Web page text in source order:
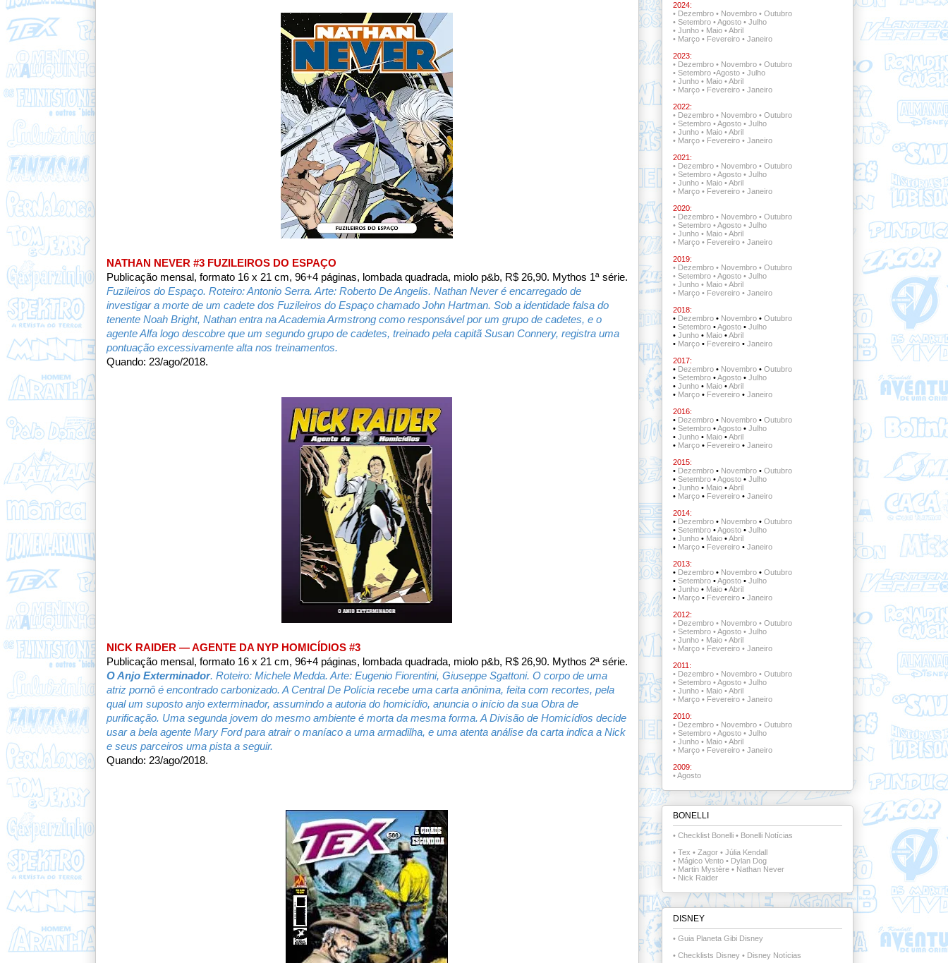
NATHAN NEVER #3 FUZILEIROS DO ESPAÇO
Publicação mensal, formato 16 x 21 cm, 96+4 páginas, lombada quadrada, miolo p&b, R$ 26,90. Mythos 1ª série.
Fuzileiros do Espaço. Roteiro: Antonio Serra. Arte: Roberto De Angelis. Nathan Never é encarregado de
investigar a morte de um cadete dos Fuzileiros do Espaço chamado John Hartman. Sob a identidade falsa do
tenente Noah Bright, Nathan entra na Academia Armstrong como responsável por um grupo de cadetes, e o
agente Alfa logo descobre que um segundo grupo de cadetes, treinado pela capitã Susan Connery, registra uma
pontuação excessivamente alta nos treinamentos.
Quando: 23/ago/2018.
NICK RAIDER — AGENTE DA NYP HOMICÍDIOS #3
Publicação mensal, formato 16 x 21 cm, 96+4 páginas, lombada quadrada, miolo p&b, R$ 26,90. Mythos 2ª série.
O Anjo Exterminador. Roteiro: Michele Medda. Arte: Eugenio Fiorentini, Giuseppe Sgattoni. O corpo de uma
atriz pornô é encontrado carbonizado. A Central De Polícia recebe uma carta anônima, feita com recortes, pela
qual um suposto anjo exterminador, assumindo a autoria do homicídio, anuncia o início da sua Obra de
purificação. Uma segunda jovem do mesmo ambiente é morta da mesma forma. A Divisão de Homicídios decide
usar a bela agente Mary Ford para atrair o maníaco a uma armadilha, e uma atenta análise da carta indica a Nick
e seus parceiros uma pista a seguir.
Quando: 23/ago/2018.
2024:
• Dezembro• Novembro• Outubro
• Setembro•Agosto• Julho
• Junho• Maio•Abril
• Março• Fevereiro• Janeiro
2023:
• Dezembro• Novembro• Outubro
• Setembro•Agosto• Julho
• Junho• Maio•Abril
• Março• Fevereiro• Janeiro
2022:
• Dezembro • Novembro• Outubro
• Setembro •Agosto• Julho
• Junho• Maio•Abril
• Março• Fevereiro• Janeiro
2021:
• Dezembro • Novembro • Outubro
• Setembro•Agosto• Julho
• Junho• Maio•Abril
• Março• Fevereiro• Janeiro
2020:
• Dezembro• Novembro• Outubro
• Setembro•Agosto• Julho
• Junho• Maio•Abril
• Março• Fevereiro• Janeiro
2019:
• Dezembro• Novembro• Outubro
• Setembro•Agosto• Julho
• Junho• Maio•Abril
• Março• Fevereiro• Janeiro
2018:
• Dezembro• Novembro• Outubro
• Setembro•Agosto• Julho
• Junho• Maio•Abril
• Março• Fevereiro• Janeiro
2017:
• Dezembro• Novembro• Outubro
• Setembro•Agosto• Julho
• Junho• Maio•Abril
• Março• Fevereiro• Janeiro
2016:
• Dezembro• Novembro• Outubro
• Setembro•Agosto• Julho
• Junho• Maio•Abril
• Março• Fevereiro• Janeiro
2015:
• Dezembro• Novembro• Outubro
• Setembro•Agosto• Julho
• Junho• Maio•Abril
• Março• Fevereiro• Janeiro
2014:
• Dezembro • Novembro • Outubro
• Setembro• Agosto • Julho
• Junho• Maio•Abril
• Março• Fevereiro• Janeiro
2013:
• Dezembro• Novembro• Outubro
• Setembro•Agosto• Julho
• Junho• Maio•Abril
• Março• Fevereiro• Janeiro
2012:
• Dezembro• Novembro• Outubro
• Setembro •Agosto• Julho
• Junho• Maio •Abril
• Março• Fevereiro• Janeiro
2011:
• Dezembro• Novembro• Outubro
• Setembro•Agosto• Julho
• Junho• Maio•Abril
• Março• Fevereiro• Janeiro
2010:
• Dezembro• Novembro• Outubro
• Setembro•Agosto• Julho
• Junho• Maio•Abril
• Março• Fevereiro• Janeiro
2009:
•Agosto
BONELLI
• Checklist Bonelli• Bonelli Notícias
• Tex • Zagor• Júlia Kendall
• Mágico Vento • Dylan Dog
• Martin Mystère • Nathan Never
• Nick Raider
DISNEY
• Guia Planeta Gibi Disney
• Checklists Disney• Disney Notícias